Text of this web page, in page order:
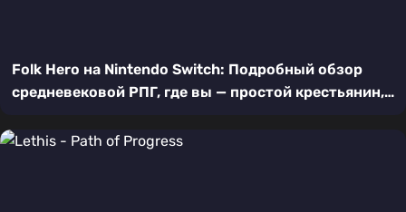
Folk Hero на Nintendo Switch: Подробный обзор
средневековой РПГ, где вы — простой крестьянин,